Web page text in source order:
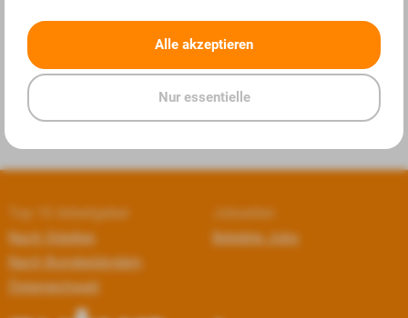
Top 10 Arbeitgeber
Nach Städten
Nach Bundesländern
Österreichweit
Jobseiten
Beliebte Jobs
Alle akzeptieren
Nur essentielle